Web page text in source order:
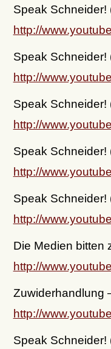
Speak Schneider!
http://
Speak Schneider!
http://
Speak Schneider!
http://
Speak Schneider!
http://
Speak Schneider!
http://
Die Medien bitten
http://
Zuwiderhandlung
http://
Speak Schneider!